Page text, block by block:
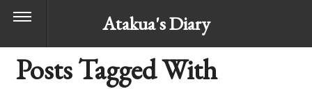
Atakua's Diary
Posts Tagged With